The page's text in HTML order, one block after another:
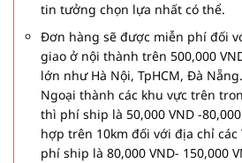
tin tưởng chọn lựa nhất có thể.
Đơn hàng sẽ được miễn phí đối
giao ở nội thành trên 500,000
lớn như Hà Nội, TpHCM, Đà
Ngoại thành các khu vực trên
thì phí ship là 50,000 VND -
hợp trên 10km đối với địa chỉ
phí ship là 80,000 VND- 150,000